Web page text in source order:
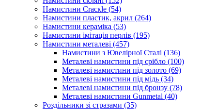
Намистини Cracкle (54)
Намистини пластик, акрил (264)
Намистини кераміка (53)
Намистини імітація перлів (195)
Намистини металеві (457)
Намистини з Ювелірної Сталі (136)
Металеві намистини під срібло (100)
Металеві намистини під золото (69)
Металеві намистини під мідь (34)
Металеві намистини під бронзу (78)
Металеві намистини Gunmetal (40)
Роздільники зі стразами (35)